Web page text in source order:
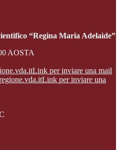
“Regina Maria Adelaide”
AOSTA
Link per inviare una mail
Link per inviare una